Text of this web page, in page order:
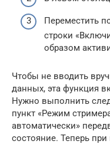
Переместить
строки
образом
Чтобы не вводить
данных, эта функция
Нужно выполнить
пункт «Режим
автоматически»
состояние. Теперь